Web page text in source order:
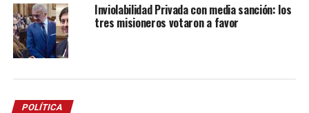
Inviolabilidad Privada con media sanción: los
tres misioneros votaron a favor
POLÍTICA